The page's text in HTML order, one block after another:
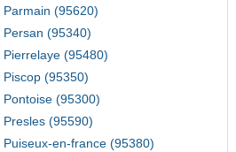
(95620)
(95340)
(95480)
(95350)
(95300)
(95590)
en-france (95380)